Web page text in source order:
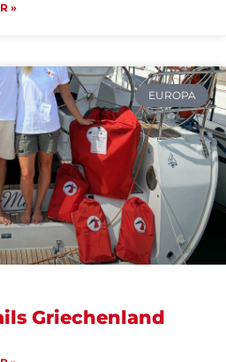
»
EUROPA
Griechenland